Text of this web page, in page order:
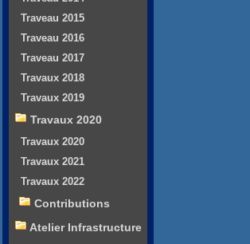
Traveau 2015
Traveau 2016
Traveau 2017
Travaux 2018
Travaux 2019
Travaux 2020
Travaux 2020
Travaux 2021
Travaux 2022
Contributions
Atelier Infrastructure